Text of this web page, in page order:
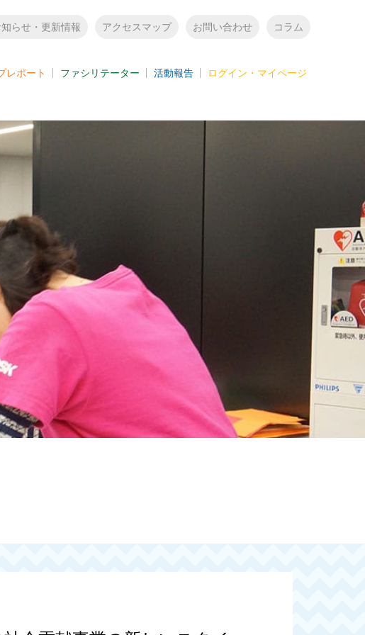
知らせ・更新情報 アクセスマップ お問い合わせ コラム
レポート ファシリテーター 活動報告 ログイン・マイページ